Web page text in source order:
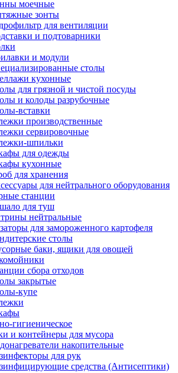
моечные
зонты
для вентиляции
и подтоварники
и модули
столы
кухонные
для грязной и чистой посуды
и колоды разрубочные
вставки
производственные
сервировочные
шпильки
для одежды
кухонные
для хранения
для нейтрального оборудования
станции
для туш
нейтральные
для замороженного картофеля
столы
баки, ящики для овощей
сбора отходов
закрытые
купе
гигиеническое
и контейнеры для мусора
накопительные
для рук
средства (Антисептики)